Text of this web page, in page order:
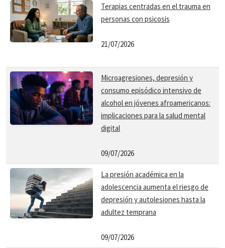
Terapias centradas en el trauma en
personas con psicosis
21/07/2026
Microagresiones, depresión y
consumo episódico intensivo de
alcohol en jóvenes afroamericanos:
implicaciones para la salud mental
digital
09/07/2026
La presión académica en la
adolescencia aumenta el riesgo de
depresión y autolesiones hasta la
adultez temprana
09/07/2026